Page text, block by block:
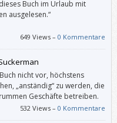
Buch im Urlaub mit
ausgelesen.“
649 Views –0 Kommentare
nicht vor, höchstens
„anständig“ zu werden, die
Geschäfte betreiben.
Das „echte Leben“ hat all
532 Views –0 Kommentare